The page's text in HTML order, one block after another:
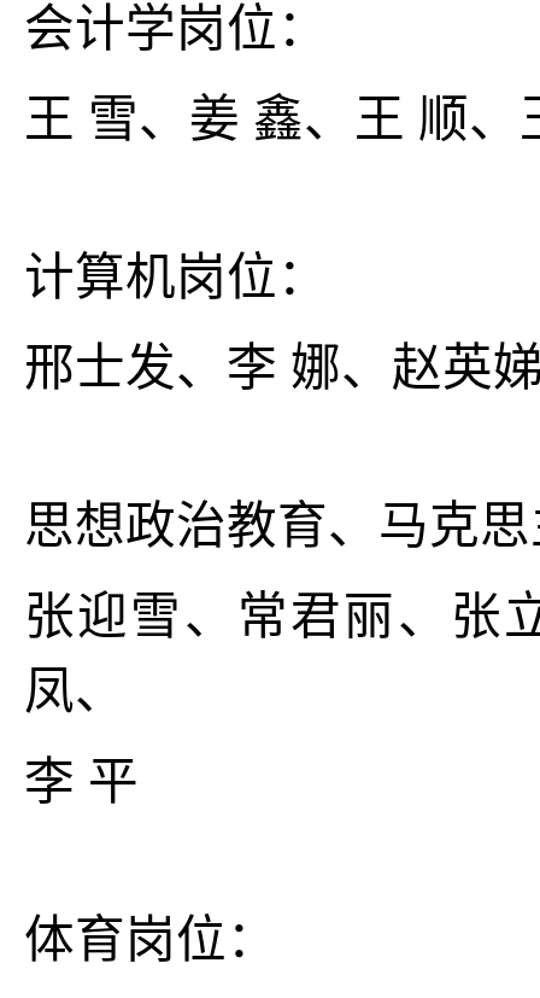
会计学岗位：
王 雪、姜 鑫、王 顺
计算机岗位：
邢士发、李 娜、赵英
思想政治教育、马克
张迎雪、常君丽、张
凤、
李 平
体育岗位：